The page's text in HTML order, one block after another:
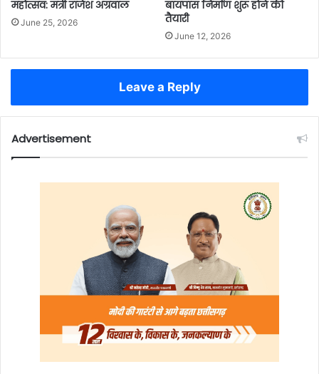
महोत्सव: मंत्री राजेश अग्रवाल
June 25, 2026
बायपास निर्माण शुरू होने की
तैयारी
June 12, 2026
Leave a Reply
Advertisement